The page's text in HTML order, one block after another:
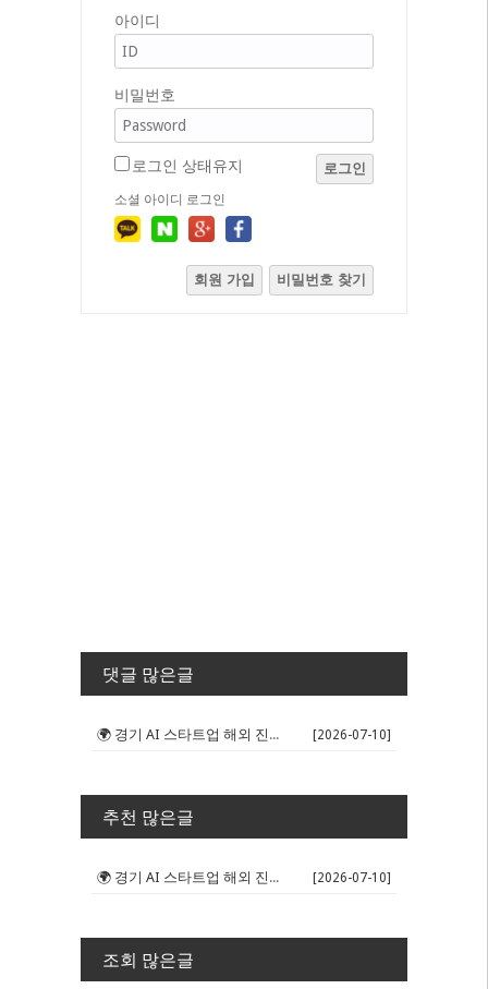
아이디
비밀번호
로그인 상태유지 로그인
소셜 아이디 로그인
회원 가입 비밀번호 찾기
댓글 많은글
🌍 경기 AI 스타트업 해외 진출 판... [2026-07-10]
추천 많은글
🌍 경기 AI 스타트업 해외 진출 판... [2026-07-10]
조회 많은글